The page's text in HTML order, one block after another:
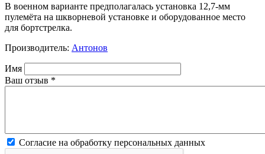
В военном варианте предполагалась установка 12,7-мм
пулемёта на шкворневой установке и оборудованное место
для бортстрелка.
Производитель: Антонов
Имя
Ваш отзыв *
Согласие на обработку персональных данных